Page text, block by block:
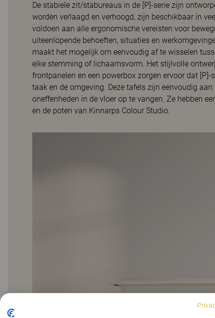
De stabiele zit/stabureaus in de [P]-serie zijn
worden verlaagd en verhoogd, zijn beschikbaar in
voldoen aan alle ergonomische vereisten voor
uiteenlopende behoeften, situaties en
maakt het mogelijk om eenvoudig af te wisselen
elke stemming of lichaamsvorm. Het stijlvolle
frontpanelen en een powerbox zorgen ervoor dat
taak en de omgeving. Deze tafels zijn eenvoudig
oneffenheden in de vloer op te vangen. Ze hebben
en de poten van Kinnarps Colour Studio.